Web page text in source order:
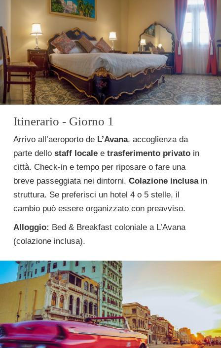
Itinerario - Giorno 1
Arrivo all’aeroporto de L’Avana, accoglienza da
parte dello staff locale e trasferimento privato in
città. Check-in e tempo per riposare o fare una
breve passeggiata nei dintorni. Colazione inclusain
struttura. Se preferisci un hotel 4 o 5 stelle, il
cambio può essere organizzato con preavviso.
Alloggio: Bed & Breakfast coloniale a L’Avana
(colazione inclusa).